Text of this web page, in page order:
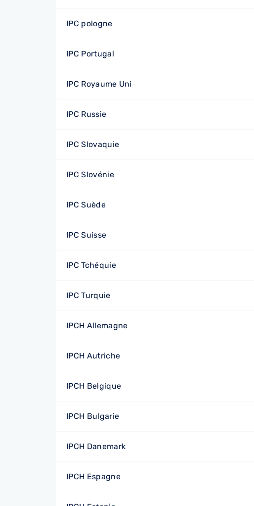
IPC pologne
IPC Portugal
IPC Royaume Uni
IPC Russie
IPC Slovaquie
IPC Slovénie
IPC Suède
IPC Suisse
IPC Tchéquie
IPC Turquie
IPCH Allemagne
IPCH Autriche
IPCH Belgique
IPCH Bulgarie
IPCH Danemark
IPCH Espagne